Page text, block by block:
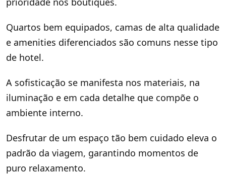
Quartos bem equipados, camas de alta qualidade
e amenities diferenciados são comuns nesse tipo
de hotel.
A sofisticação se manifesta nos materiais, na
iluminação e em cada detalhe que compõe o
ambiente interno.
Desfrutar de um espaço tão bem cuidado eleva o
padrão da viagem, garantindo momentos de
puro relaxamento.